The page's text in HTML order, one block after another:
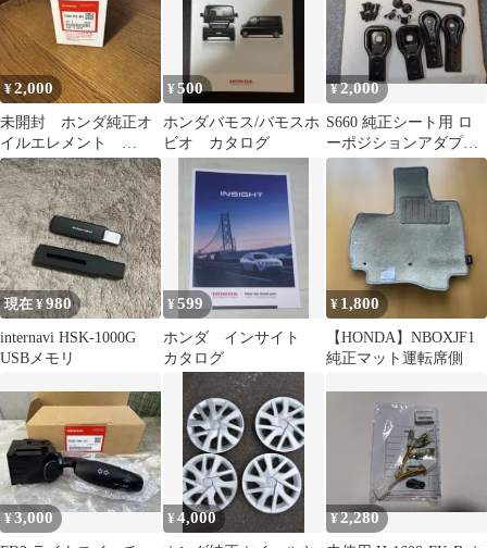
¥2,000
未開封 ホンダ純正オ
イルエレメント
15400-RTA-003
¥500
ホンダバモス/バモスホ
ビオ カタログ
¥2,000
S660 純正シート用 ロ
ーポジションアダプタ
ー 外したパーツのみ
現在 ¥980
internavi HSK-1000G
USBメモリ
¥599
ホンダ インサイト
カタログ
¥ 1,800
【HONDA】NBOXJF1
純正マット運転席側
¥3,000 ¥4,000 ¥2,280